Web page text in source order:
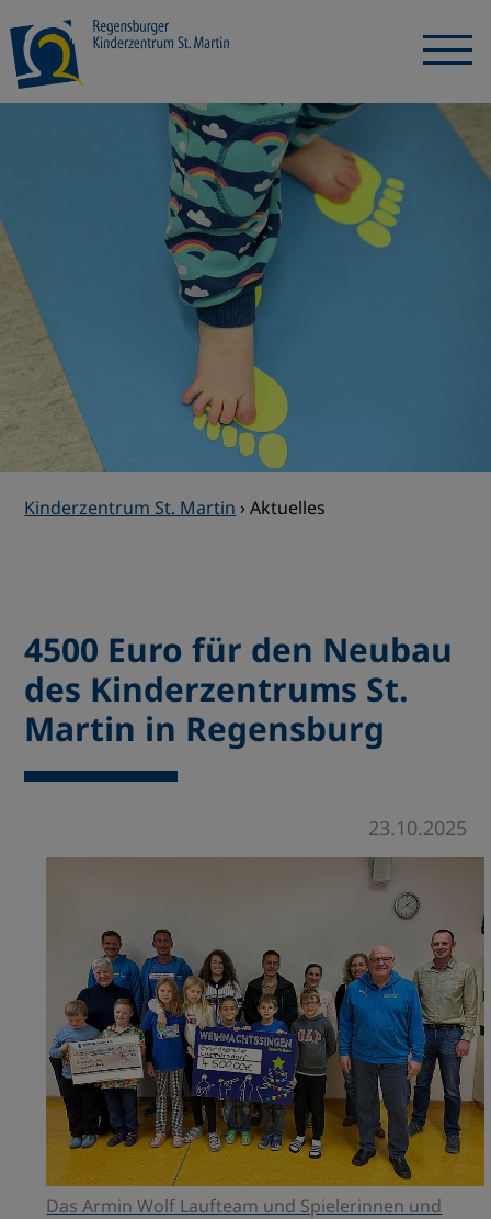
Kinderzentrum St. Martin › Aktuelles
4500 Euro für den Neubau
des Kinderzentrums St.
Martin in Regensburg
23.10.2025
Das Armin Wolf Laufteam und Spielerinnen und